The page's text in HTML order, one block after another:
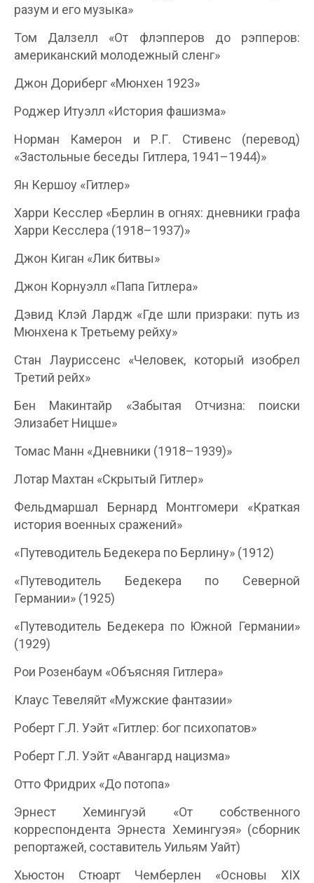
разум и его музыка»
Том Далзелл «От флэпперов до рэпперов:
американский молодежный сленг»
Джон Дориберг «Мюнхен 1923»
Роджер Итуэлл «История фашизма»
Норман Камерон и Р.Г. Стивенс (перевод)
«Застольные беседы Гитлера, 1941–1944)»
Ян Кершоу «Гитлер»
Харри Кесслер «Берлин в огнях: дневники графа
Харри Кесслера (1918–1937)»
Джон Киган «Лик битвы»
Джон Корнуэлл «Папа Гитлера»
Дэвид Клэй Лардж «Где шли призраки: путь из
Мюнхена к Третьему рейху»
Стан Лауриссенс «Человек, который изобрел
Третий рейх»
Бен Макинтайр «Забытая Отчизна: поиски
Элизабет Ницше»
Томас Манн «Дневники (1918–1939)»
Лотар Махтан «Скрытый Гитлер»
Фельдмаршал Бернард Монтгомери «Краткая
история военных сражений»
«Путеводитель Бедекера по Берлину» (1912)
«Путеводитель Бедекера по Северной
Германии» (1925)
«Путеводитель Бедекера по Южной Германии»
(1929)
Рои Розенбаум «Объясняя Гитлера»
Клаус Тевеляйт «Мужские фантазии»
Роберт Г.Л. Уэйт «Гитлер: бог психопатов»
Роберт Г.Л. Уэйт «Авангард нацизма»
Отто Фридрих «До потопа»
Эрнест Хемингуэй «От собственного
корреспондента Эрнеста Хемингуэя» (сборник
репортажей, составитель Уильям Уайт)
Хьюстон Стюарт Чемберлен «Основы XIX